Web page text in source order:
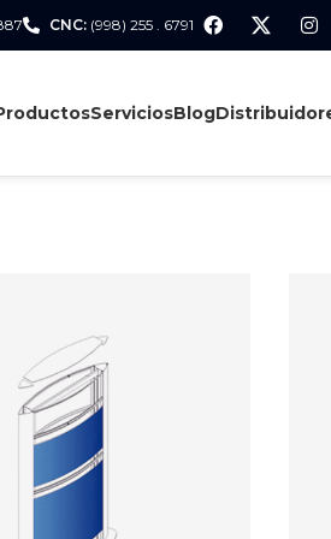
CNC: (998) 255 . 6791
ServiciosBlog